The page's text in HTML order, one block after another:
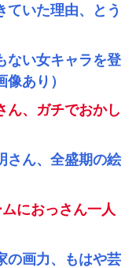
ていた理由、とう
ない女キャラを登
あり）
ん、ガチでおかし
さん、全盛期の絵
におっさん一人
の画力、もはや芸